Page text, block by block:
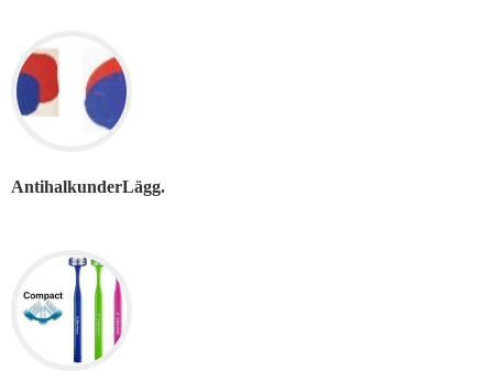
AntihalkunderLägg.